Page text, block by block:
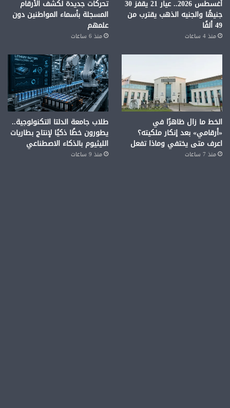
أغسطس 2026.. عيار 21 يقفز 30
جنيهًا والجنيه الذهب يقترب من
49 ألفًا
منذ 4 ساعات
تحركات جديدة لكشف الأرقام
المسجلة بأسماء المواطنين دون
علمهم
منذ 6 ساعات
الخط ما زال ظاهرًا في
«أرقامي» بعد إنكار ملكيته؟
اعرف متى يختفي وماذا تفعل
منذ 7 ساعات
طلاب جامعة الدلتا التكنولوجية..
يطورون خطًا ذكيًا لإنتاج بطاريات
الليثيوم بالذكاء الاصطناعي
منذ 9 ساعات